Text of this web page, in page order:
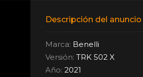
Descripción del anuncio
Marca: Benelli
Versión: TRK 502 X
Año: 2021